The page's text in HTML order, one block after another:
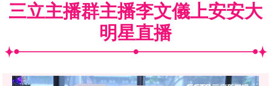
三立主播群主播李文儀上安安大
明星直播